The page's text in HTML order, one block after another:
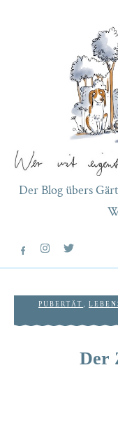
Der Blog übers
PUBERTÄT ,
Der